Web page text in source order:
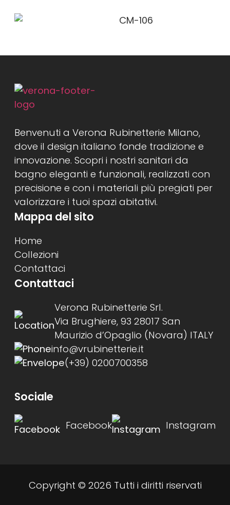
Benvenuti a Verona Rubinetterie Milano,
dove il design italiano fonde tradizione e
innovazione. Scopri i nostri sanitari da
bagno eleganti e funzionali, realizzati con
precisione e con i materiali più pregiati per
valorizzare i tuoi spazi abitativi.
Mappa del sito
Home
Collezioni
Contattaci
Contattaci
Verona Rubinetterie Srl.
Via Brughiere, 93 28017 San
Maurizio d’Opaglio (Novara) ITALY
info@vrubinetterie.it
(+39) 0200700358
Sociale
Facebook Instagram
Copyright © 2026 Tutti i diritti riservati